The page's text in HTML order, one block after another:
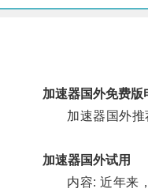
加速器国外免费版
加速器国外推荐
加速器国外试用
内容: 近年来，